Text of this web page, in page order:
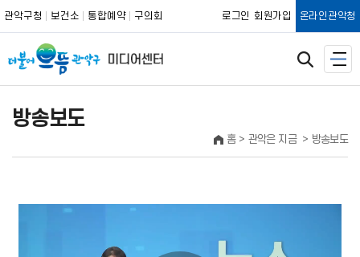
관악구청 보건소 통합예약 구의회 로그인 회원가입 온라인관악청
방송보도
홈 관악은 지금 방송보도